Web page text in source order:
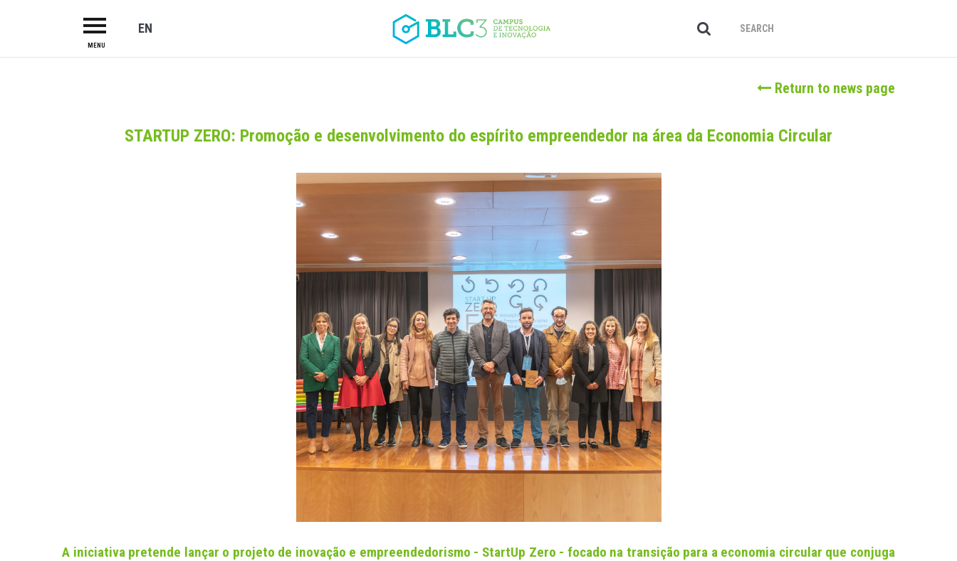
MENU
EN
Return to news page
STARTUP ZERO: Promoção e desenvolvimento do espírito empreendedor na área da Economia Circular
A iniciativa pretende lançar o projeto de inovação e empreendedorismo - StartUp Zero - focado na transição para a economia circular que conjuga